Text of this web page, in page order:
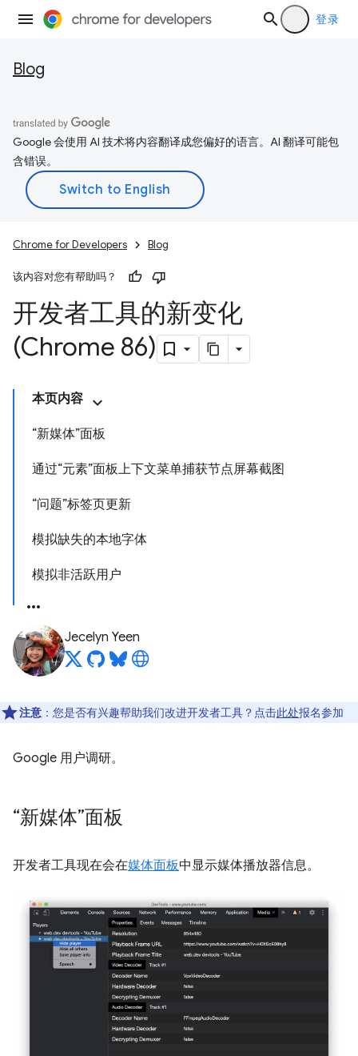
登录
Blog
Google 会使用 AI 技术将内容翻译成您偏好的语言。AI 翻译可能包
含错误。
Chrome for Developers Blog
该内容对您有帮助吗？
开发者工具的新变化
(Chrome 86)
本页内容
“新媒体”面板
通过“元素”面板上下文菜单捕获节点屏幕截图
“问题”标签页更新
模拟缺失的本地字体
模拟非活跃用户
Jecelyn Yeen
注意 ：您是否有兴趣帮助我们改进开发者工具？点击此处报名参加
Google 用户调研。
“新媒体”面板
开发者工具现在会在媒体面板中显示媒体播放器信息。